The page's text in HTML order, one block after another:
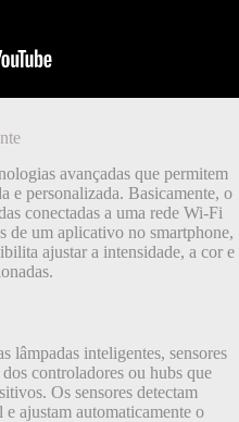
avançadas que permitem
e personalizada. Basicamente, o
conectadas a uma rede Wi-Fi
de um aplicativo no smartphone,
ajustar a intensidade, a cor e
lâmpadas inteligentes, sensores
controladores ou hubs que
Os sensores detectam
ajustam automaticamente o